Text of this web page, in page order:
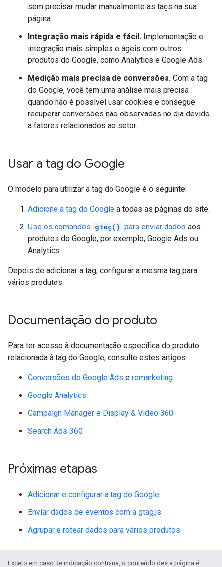
sem precisar mudar manualmente as tags na sua
página.
Integração mais rápida e fácil. Implementação e
integração mais simples e ágeis com outros
produtos do Google, como Analytics e Google Ads.
Medição mais precisa de conversões. Com a tag
do Google, você tem uma análise mais precisa
quando não é possível usar cookies e consegue
recuperar conversões não observadas no dia devido
a fatores relacionados ao setor.
Usar a tag do Google
O modelo para utilizar a tag do Google é o seguinte:
Adicione a tag do Google a todas as páginas do site.
Use os comandos gtag() para enviar dados aos
produtos do Google, por exemplo, Google Ads ou
Analytics.
Depois de adicionar a tag, configurar a mesma tag para
vários produtos.
Documentação do produto
Para ter acesso à documentação específica do produto
relacionada à tag do Google, consulte estes artigos:
Conversões do Google Ads e remarketing
Google Analytics
Campaign Manager e Display & Video 360
Search Ads 360
Próximas etapas
Adicionar e configurar a tag do Google
Enviar dados de eventos com a gtag.js
Agrupar e rotear dados para vários produtos
Exceto em caso de indicação contrária, o conteúdo desta página é